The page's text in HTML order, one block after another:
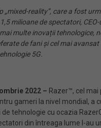
„mixed-reality”, care a fost
milioane de spectatori, CEO-
multe inovații tehnologice,
de fani și cel mai
5G.
2022 – Razer™, cel mai
gameri la nivel mondial, a
tehnologie cu ocazia
din întreaga lume l-au